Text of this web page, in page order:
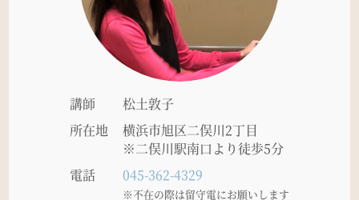
講師
松土敦子
所在地
横浜市旭区二俣川2丁目
※二俣川駅南口より徒歩5分
電話
045-362-4329
※不在の際は留守電にお願いします